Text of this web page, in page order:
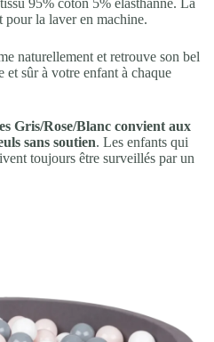
95% coton 5% élasthanne. La
pour la laver en machine.
naturellement et retrouve son bel
et sûr à votre enfant à chaque
Gris/Rose/Blanc convient aux
sans soutien. Les enfants qui
toujours être surveillés par un